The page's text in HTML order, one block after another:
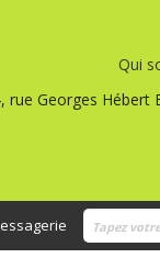
Qui
rue Georges Hébert